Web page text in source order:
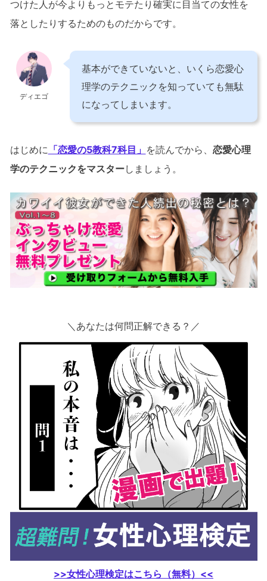
つけた人が今よりもっとモテたり確実に目当ての女性を
落としたりするためのものだからです。
ディエゴ
基本ができていないと、いくら恋愛心
理学のテクニックを知っていても無駄
になってしまいます。
はじめに 「恋愛の5教科7科目」 を読んでから、 恋愛心理
学のテクニックをマスターしましょう。
＼あなたは何問正解できる？／
>>女性心理検定はこちら（無料）<<